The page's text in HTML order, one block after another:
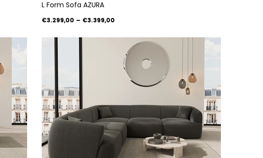
L Form Sofa AZURA
€3.299,00 – €3.399,00